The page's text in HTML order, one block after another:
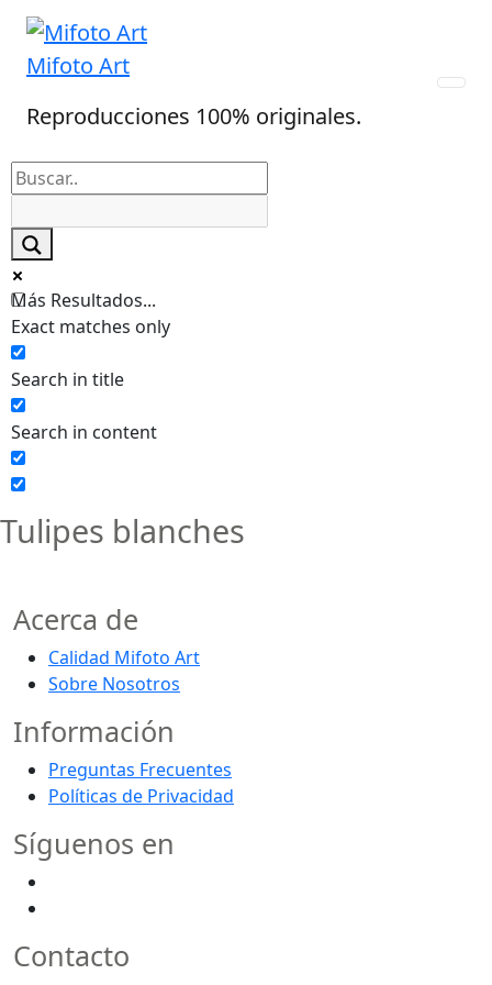
Skip
content
Mifoto Art
Reproducciones 100% originales.
Más Resultados...
Exact matches only
Search in title
Search in content
Tulipes blanches
Acerca de
Calidad Mifoto Art
Sobre Nosotros
Información
Preguntas Frecuentes
Políticas de Privacidad
Síguenos en
Contacto